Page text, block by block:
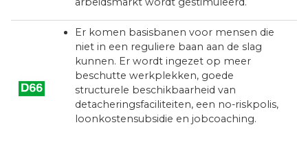
Er komen basisbanen voor mensen die
niet in een reguliere baan aan de slag
kunnen. Er wordt ingezet op meer
beschutte werkplekken, goede
structurele beschikbaarheid van
detacheringsfaciliteiten, een no-riskpolis,
loonkostensubsidie en jobcoaching.